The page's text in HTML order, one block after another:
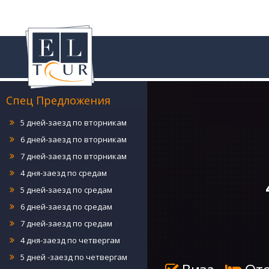
Спец Предложения
5 дней-заезд по понедельникам
6 дней-заезд по понедельникам
7 дней-заезд по понедельникам
4 дня-заезд по вторникам
5 дней-заезд по вторникам
6 дней-заезд по вторникам
7 дней-заезд по вторникам
4 дня-заезд по средам
5 дней-заезд по средам
6 дней-заезд по средам
7 дней-заезд по средам
4 дня-заезд по четвергам
5 дней -заезд по четвергам
6 дней-заезд по четвергам